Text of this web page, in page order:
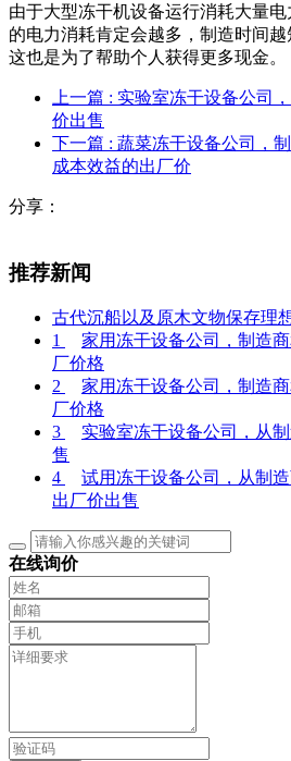
由于大型冻干机设备运行消耗大量
的电力消耗肯定会越多，制造时间越
这也是为了帮助个人获得更多现金。
上一篇 : 实验室冻干设备公司
价出售
下一篇 : 蔬菜冻干设备公司，
成本效益的出厂价
分享：
推荐新闻
古代沉船以及原木文物保存理
1
家用冻干设备公司，制造
厂价格
2
家用冻干设备公司，制造
厂价格
3
实验室冻干设备公司，从
售
4
试用冻干设备公司，从制
出厂价出售
在线询价